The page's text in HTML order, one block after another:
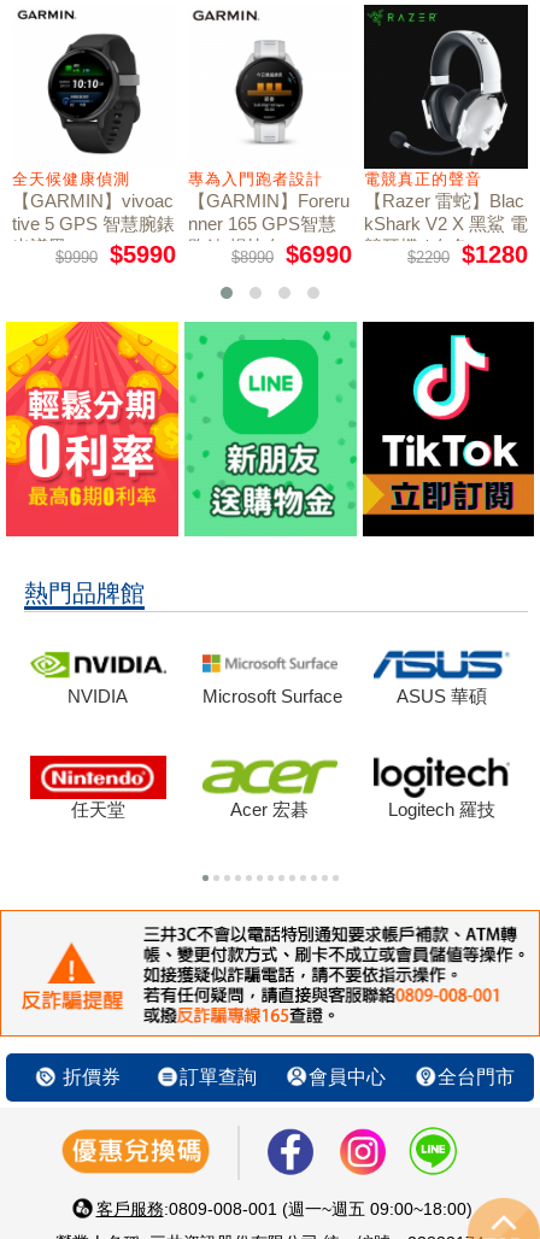
全天候健康偵測
【GARMIN】vivoac
tive 5 GPS 智慧腕錶
光譜黑
$9990 $5990
專為入門跑者設計
【GARMIN】Foreru
nner 165 GPS智慧
跑錶 暢快白
$8990 $6990
電競真正的聲音
【Razer 雷蛇】Blac
kShark V2 X 黑鯊 電
競耳機 / 白色
$2290 $1280
熱門品牌館
NVIDIA Microsoft Surface ASUS 華碩
任天堂 Acer 宏碁 Logitech 羅技
折價券 訂單查詢 會員中心 全台門市
客戶服務:0809-008-001 (週一~週五 09:00~18:00)